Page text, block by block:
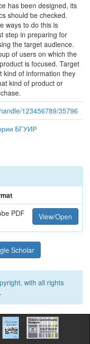
has been designed, its
should be checked.
ways to do this is
step in preparing for
the target audience.
of users on which the
is focused. Target
kind of information they
kind of product or
123456789/35796
БГУИР
PDF View/Open
Scholar
with all rights